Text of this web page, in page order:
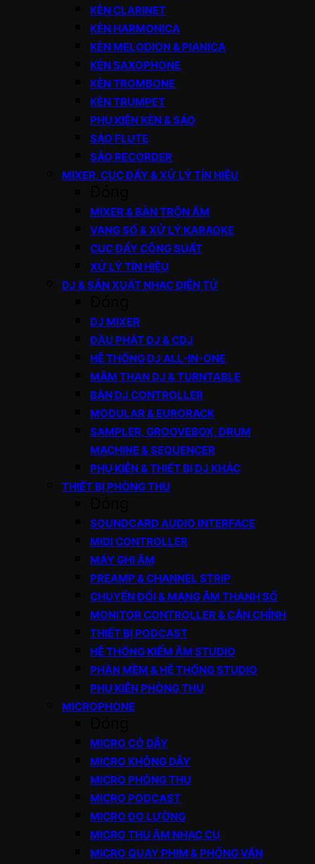
KÈN CLARINET
KÈN HARMONICA
KÈN MELODION & PIANICA
KÈN SAXOPHONE
KÈN TROMBONE
KÈN TRUMPET
PHỤ KIỆN KÈN & SÁO
SÁO FLUTE
SÁO RECORDER
MIXER, CỤC ĐẨY & XỬ LÝ TÍN HIỆU
MIXER & BÀN TRỘN ÂM
VANG SỐ & XỬ LÝ KARAOKE
CỤC ĐẨY CÔNG SUẤT
XỬ LÝ TÍN HIỆU
DJ & SẢN XUẤT NHẠC ĐIỆN TỬ
DJ MIXER
ĐẦU PHÁT DJ & CDJ
HỆ THỐNG DJ ALL-IN-ONE
MÂM THAN DJ & TURNTABLE
BÀN DJ CONTROLLER
MODULAR & EURORACK
SAMPLER, GROOVEBOX, DRUM
MACHINE & SEQUENCER
PHỤ KIỆN & THIẾT BỊ DJ KHÁC
THIẾT BỊ PHÒNG THU
SOUNDCARD AUDIO INTERFACE
MIDI CONTROLLER
MÁY GHI ÂM
PREAMP & CHANNEL STRIP
CHUYỂN ĐỔI & MẠNG ÂM THANH SỐ
MONITOR CONTROLLER & CÂN CHỈNH
THIẾT BỊ PODCAST
HỆ THỐNG KIỂM ÂM STUDIO
PHẦN MỀM & HỆ THỐNG STUDIO
PHỤ KIỆN PHÒNG THU
MICROPHONE
MICRO CÓ DÂY
MICRO KHÔNG DÂY
MICRO PHÒNG THU
MICRO PODCAST
MICRO ĐO LƯỜNG
MICRO THU ÂM NHẠC CỤ
MICRO QUAY PHIM & PHỎNG VẤN